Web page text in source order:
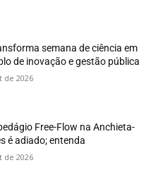
semana de ciência em
de inovação e gestão pública
de 2026
Free-Flow na Anchieta-
é adiado; entenda
de 2026